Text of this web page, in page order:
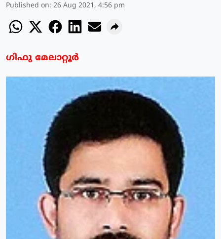
Published on: 26 Aug 2021, 4:56 pm
ഗിഫു മേലാറ്റൂര്‍